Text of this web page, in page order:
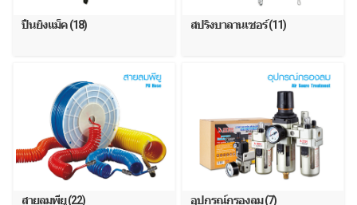
ปืนยิงแม็ค (18) สปริงบาลานเซอร์ (11)
สายลมพียู (22) อุปกรณ์กรองลม (7)